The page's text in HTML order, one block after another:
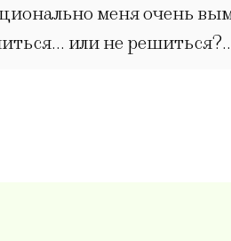
меня очень
или не решиться?..